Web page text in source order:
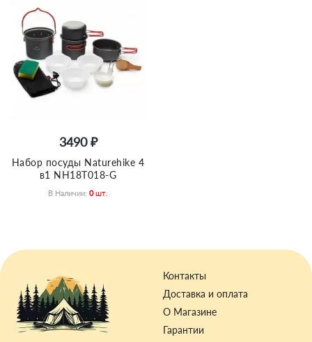
3490 ₽
Набор посуды Naturehike 4
в1 NH18T018-G
В Наличии: 0 Шт.
Контакты
Доставка и оплата
О Магазине
Гарантии